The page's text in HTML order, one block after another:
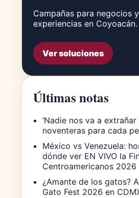
Campañas para negocios y
experiencias en Coyoacán.
Ver soluciones
Últimas notas
‘Nadie nos va a extrañar
noventeras para cada
México vs Venezuela:
dónde ver EN VIVO la
Centroamericanos 2026
¿Amante de los gatos?
Gato Fest 2026 en